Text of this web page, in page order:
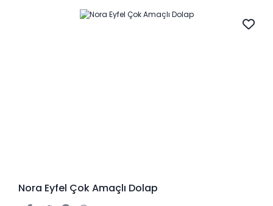
Nora Eyfel Çok Amaçlı Dolap